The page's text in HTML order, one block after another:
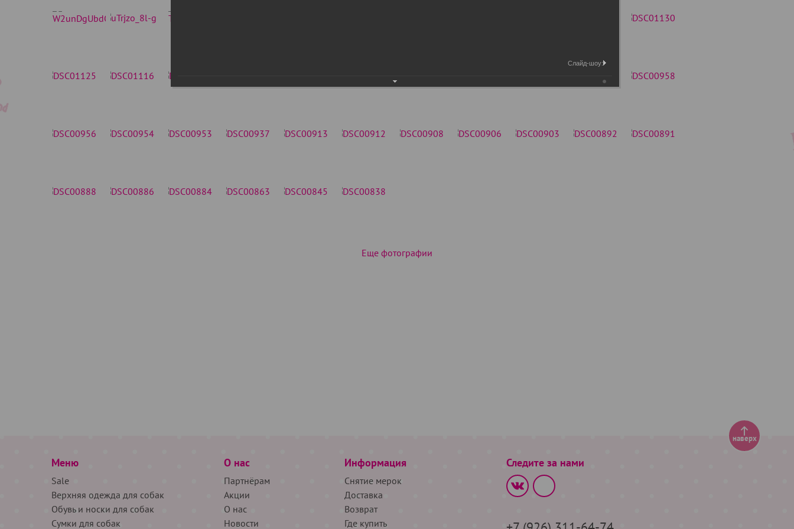
Еще фотографии
Меню
Sale
Верхняя одежда для собак
Обувь и носки для собак
Сумки для собак
О нас
Партнёрам
Акции
О нас
Новости
Информация
Снятие мерок
Доставка
Возврат
Где купить
Следите за нами
наверх
Слайд-шоу: